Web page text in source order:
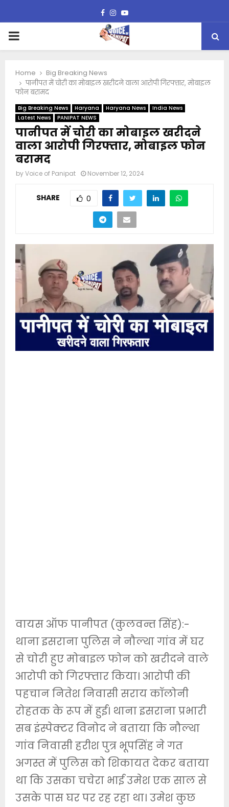
Facebook
Instagram
Youtube
PRIMARY
Home
Big Breaking News
पानीपत में चोरी का मोबाइल खरीदने वाला आरोपी गिरफ्तार, मोबाइल
फोन बरामद
Big Breaking News Haryana Haryana News
India News
Latest News
PANIPAT NEWS
पानीपत में चोरी का मोबाइल खरीदने
वाला आरोपी गिरफ्तार, मोबाइल फोन
बरामद
byVoice of Panipat November 12, 2024
SHARE 0
वायस ऑफ पानीपत (कुलवन्त सिंह):-
थाना इसराना पुलिस ने नौल्था गांव में घर
से चोरी हुए मोबाइल फोन को खरीदने वाले
आरोपी को गिरफ्तार किया। आरोपी की
पहचान नितेश निवासी सराय कॉलोनी
रोहतक के रूप में हुई। थाना इसराना प्रभारी
सब इंस्पेक्टर विनोद ने बताया कि नौल्था
गांव निवासी हरीश पुत्र भूपसिंह ने गत
अगस्त में पुलिस को शिकायत देकर बताया
था कि उसका चचेरा भाई उमेश एक साल से
उसके पास घर पर रह रहा था। उमेश कुछ